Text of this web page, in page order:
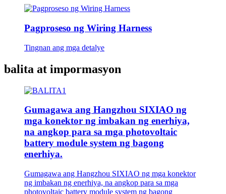
Pagproseso ng Wiring Harness
Tingnan ang mga detalye
balita at impormasyon
Gumagawa ang Hangzhou SIXIAO ng
mga konektor ng imbakan ng enerhiya,
na angkop para sa mga photovoltaic
battery module system ng bagong
enerhiya.
Gumagawa ang Hangzhou SIXIAO ng mga konektor
ng imbakan ng enerhiya, na angkop para sa mga
photovoltaic battery module system ng bagong